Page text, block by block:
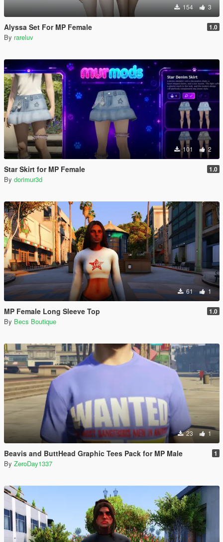
154 3
Alyssa Set For MP Female 1.0
By rareluv
101 2
Star Skirt for MP Female 1.0
By dorimur3d
61 1
MP Female Long Sleeve Top 1.0
By Becs Boutique
23 1
Beavis and ButtHead Graphic Tees Pack for MP Male 1
By ZeroDay1337